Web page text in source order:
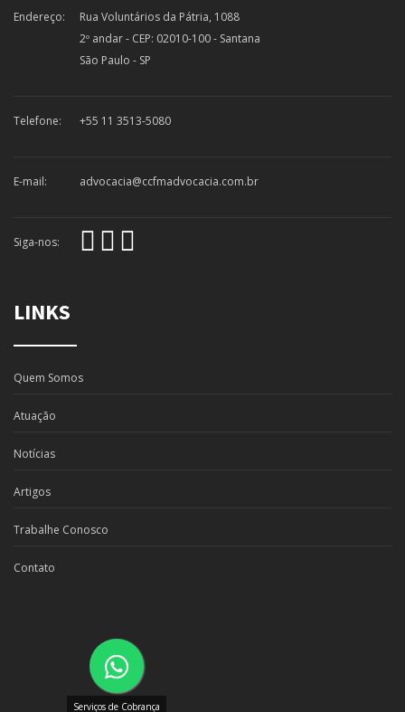
Endereço:
Rua Voluntários da Pátria, 1088
2º andar - CEP: 02010-100 - Santana
São Paulo - SP
Telefone: +55 11 3513-5080
E-mail: advocacia@ccfmadvocacia.com.br
Siga-nos:
LINKS
Quem Somos
Atuação
Notícias
Artigos
Trabalhe Conosco
Contato
Serviços de Cobrança